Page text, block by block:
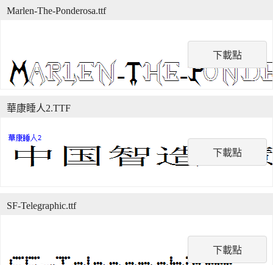
下載點
Marlen-The-Ponderosa.ttf
下載點
華康睡人2.TTF
下載點
SF-Telegraphic.ttf